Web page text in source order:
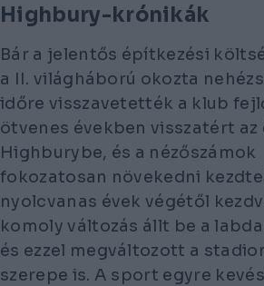
Highbury-krónikák
Bár a jelentős építkezési
a II. világháború okozta
időre visszavetették a klub
ötvenes években visszatért az
Highburybe, és a nézőszámok
fokozatosan növekedni
nyolcvanas évek végétől
komoly változás állt be a
és ezzel megváltozott a
szerepe is. A sport egyre